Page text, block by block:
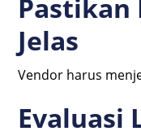
Jelas
Vendor harus
Evaluasi